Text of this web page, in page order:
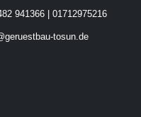
941366 | 01712975216
tosun.de